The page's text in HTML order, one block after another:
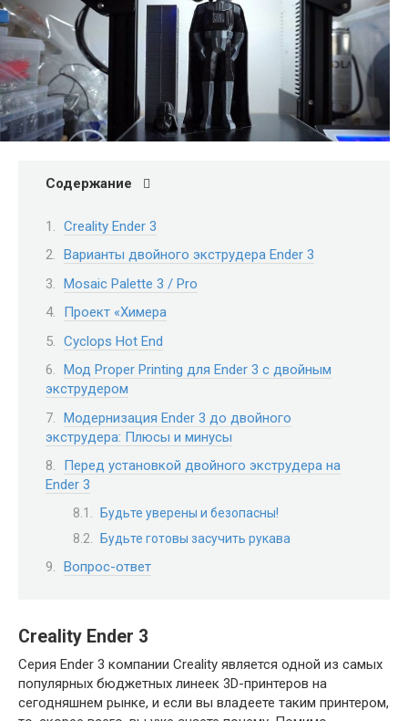
Содержание
Creality Ender 3
Варианты двойного экструдера Ender 3
Mosaic Palette 3 / Pro
Проект «Химера
Cyclops Hot End
Мод Proper Printing для Ender 3 с двойным
экструдером
Модернизация Ender 3 до двойного
экструдера: Плюсы и минусы
Перед установкой двойного экструдера на
Ender 3
Будьте уверены и безопасны!
Будьте готовы засучить рукава
Вопрос-ответ
Creality Ender 3
Серия Ender 3 компании Creality является одной из самых
популярных бюджетных линеек 3D-принтеров на
сегодняшнем рынке, и если вы владеете таким принтером,